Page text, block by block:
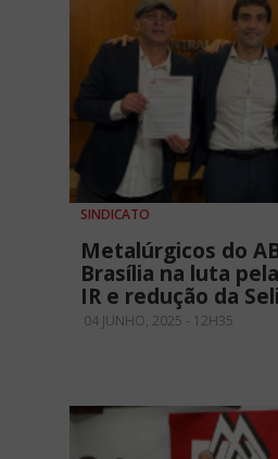
SINDICATO
Metalúrgicos do
Brasília na luta
IR e redução da
04 JUNHO, 2025 - 12H35